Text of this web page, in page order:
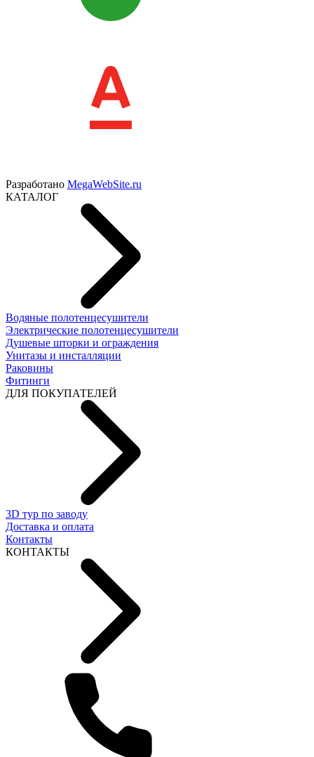
Разработано MegaWebSite.ru
КАТАЛОГ
Водяные полотенцесушители
Электрические полотенцесушители
Душевые шторки и ограждения
Унитазы и инсталляции
Раковины
Фитинги
ДЛЯ ПОКУПАТЕЛЕЙ
3D тур по заводу
Доставка и оплата
Контакты
КОНТАКТЫ